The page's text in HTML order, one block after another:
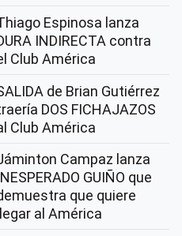
Espinosa lanza
INDIRECTA contra
Club América
de Brian Gutiérrez
DOS FICHAJAZOS
Club América
Campaz lanza
GUIÑO que
que quiere
llegar al América